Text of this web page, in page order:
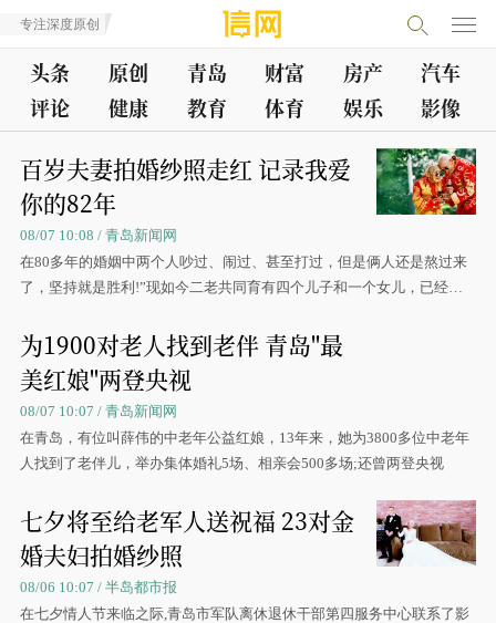
专注深度原创
头条 原创 青岛 财富 房产
汽车
评论
健康 教育 体育 娱乐 影像
百岁夫妻拍婚纱照走红 记录我爱
你的82年
08/07 10:08 / 青岛新闻网
在80多年的婚姻中两个人吵过、闹过、甚至打过，但是俩人还是熬过来
了，坚持就是胜利!”现如今二老共同育有四个儿子和一个女儿，已经是
为1900对老人找到老伴 青岛"最
美红娘"两登央视
08/07 10:07 / 青岛新闻网
在青岛，有位叫薛伟的中老年公益红娘，13年来，她为3800多位中老年
人找到了老伴儿，举办集体婚礼5场、相亲会500多场;还曾两登央视
七夕将至给老军人送祝福 23对金
婚夫妇拍婚纱照
08/06 10:07 / 半岛都市报
在七夕情人节来临之际,青岛市军队离休退休干部第四服务中心联系了影